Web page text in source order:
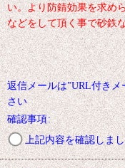
い。より防錆効果を求め
などをして頂く事で砂鉄
返信メールは"URL付き
さい
確認事項:
上記内容を確認しま